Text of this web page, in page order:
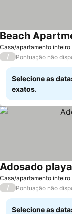
Casa/apartamento inteiro
/ Pontuação não
Selecione as
exatos.
Casa/apartamento inteiro
Adosado
/ Pontuação não
Selecione as